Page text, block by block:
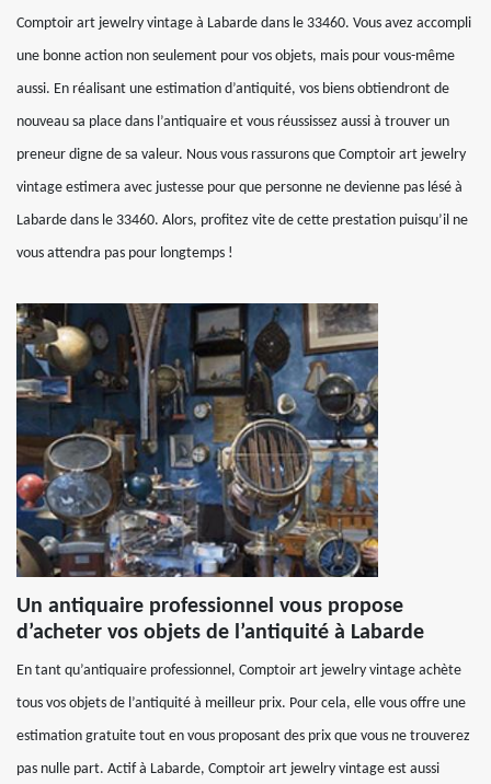
Comptoir art jewelry vintage à Labarde dans le 33460. Vous avez accompli
une bonne action non seulement pour vos objets, mais pour vous-même
aussi. En réalisant une estimation d’antiquité, vos biens obtiendront de
nouveau sa place dans l’antiquaire et vous réussissez aussi à trouver un
preneur digne de sa valeur. Nous vous rassurons que Comptoir art jewelry
vintage estimera avec justesse pour que personne ne devienne pas lésé à
Labarde dans le 33460. Alors, profitez vite de cette prestation puisqu’il ne
vous attendra pas pour longtemps !
Un antiquaire professionnel vous propose
d’acheter vos objets de l’antiquité à Labarde
En tant qu’antiquaire professionnel, Comptoir art jewelry vintage achète
tous vos objets de l’antiquité à meilleur prix. Pour cela, elle vous offre une
estimation gratuite tout en vous proposant des prix que vous ne trouverez
pas nulle part. Actif à Labarde, Comptoir art jewelry vintage est aussi